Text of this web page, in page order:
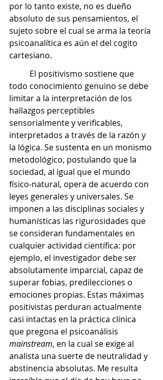
por lo tanto existe, no es dueño
absoluto de sus pensamientos, el
sujeto sobre el cual se arma la teoría
psicoanalítica es aún el del cogito
cartesiano.
todo conocimiento genuino se debe
limitar a la interpretación de los
hallazgos perceptibles
sensorialmente y verificables,
interpretados a través de la razón y
la lógica. Se sustenta en un monismo
metodológico, postulando que la
sociedad, al igual que el mundo
físico-natural, opera de acuerdo con
leyes generales y universales. Se
imponen a las disciplinas sociales y
humanísticas las rigurosidades que
se consideran fundamentales en
cualquier actividad científica: por
ejemplo, el investigador debe ser
absolutamente imparcial, capaz de
superar fobias, predilecciones o
emociones propias. Estas máximas
positivistas perduran actualmente
casi intactas en la práctica clínica
que pregona el psicoanálisis
mainstream, en la cual se exige al
analista una suerte de neutralidad y
abstinencia absolutas. Me resulta